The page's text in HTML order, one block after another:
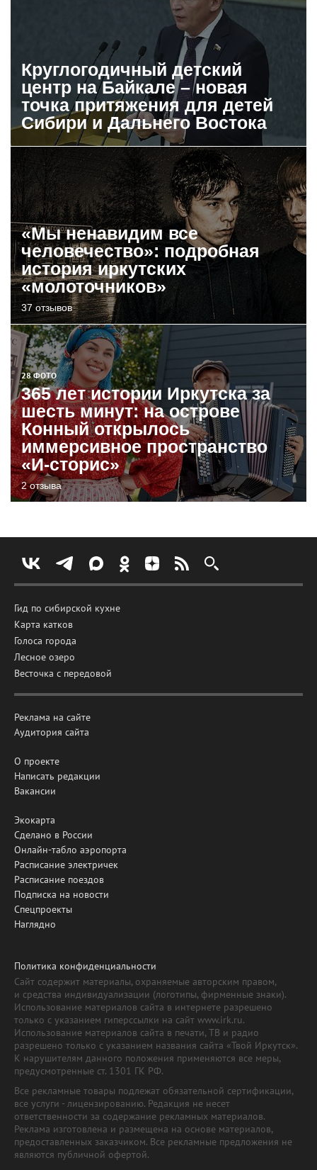
Круглогодичный детский
центр на Байкале – новая
точка притяжения для детей
Сибири и Дальнего Востока
«Мы ненавидим все
человечество»: подробная
история иркутских
«молоточников»
37 отзывов
28 ФОТО
365 лет истории Иркутска за
шесть минут: на острове
Конный открылось
иммерсивное пространство
«И-сторис»
2 отзыва
Гид по сибирской кухне
Карта катков
Голоса города
Лесное озеро
Весточка с передовой
Реклама на сайте
Аудитория сайта
О проекте
Написать редакции
Вакансии
Экокарта
Сделано в России
Онлайн-табло аэропорта
Расписание электричек
Расписание поездов
Подписка на новости
Спецпроекты
Наглядно
Политика конфиденциальности
Сайт содержит материалы, охраняемые авторским правом,
и средства индивидуализации (логотипы, фирменные знаки).
Использование материалов сайта в интернете разрешено
только с указанием гиперссылки на сайт www.irk.ru.
Использование материалов сайта в печати, ТВ и радио
разрешено только с указанием названия сайта «Твой Иркутск».
К нарушителям данного положения применяются все меры,
предусмотренные ст. 1301 ГК РФ.
Все рекламные товары подлежат обязательной сертификации,
все услуги - лицензированию. Редакция не несет
ответственности за содержание рекламных материалов.
Реклама изготовлена и размещена на основе материалов,
предоставленных заказчиком. Все рекламные предложения не
являются публичной офертой.